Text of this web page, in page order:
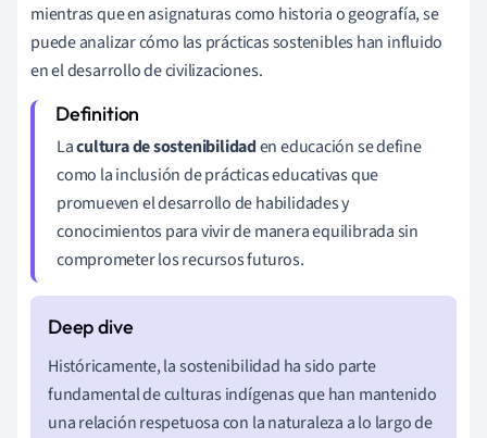
mientras que en asignaturas como historia o geografía, se
puede analizar cómo las prácticas sostenibles han influido
en el desarrollo de civilizaciones.
Lacultura de sostenibilidaden educación se define
como la inclusión de prácticas educativas que
promueven el desarrollo de habilidades y
conocimientos para vivir de manera equilibrada sin
comprometer los recursos futuros.
Históricamente, la sostenibilidad ha sido parte
fundamental de culturas indígenas que han mantenido
una relación respetuosa con la naturaleza a lo largo de